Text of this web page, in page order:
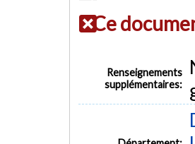
Ce
Renseignements
supplémentaires: